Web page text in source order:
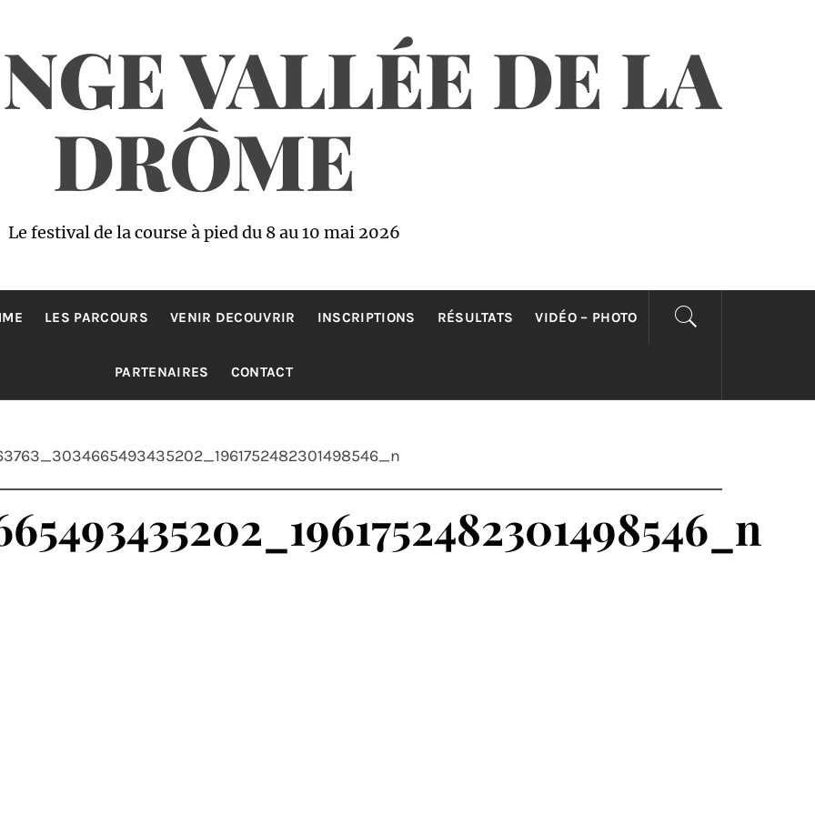
VALLÉE DE LA
DRÔME
Le festival de la course à pied du 8 au 10 mai 2026
LES PARCOURS VENIR DECOUVRIR INSCRIPTIONS RÉSULTATS VIDÉO – PHOTO
PARTENAIRES CONTACT